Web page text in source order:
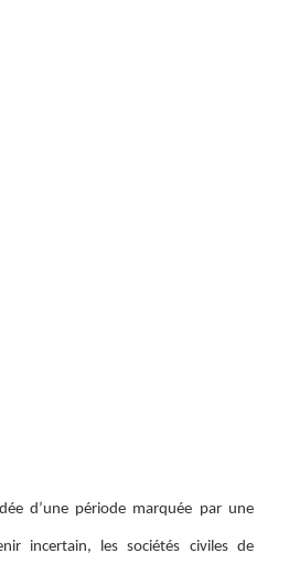
d’une période marquée par une
incertain, les sociétés civiles de